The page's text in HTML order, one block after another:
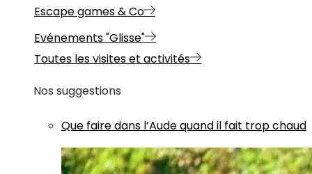
Escape games & Co
Evénements "Glisse"
Toutes les visites et activités
Nos suggestions
Que faire dans l’Aude quand il fait trop chaud